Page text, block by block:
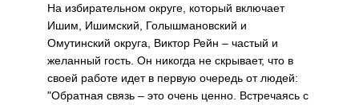
На избирательном округе, который включает
Ишим, Ишимский, Голышмановский и
Омутинский округа, Виктор Рейн – частый и
желанный гость. Он никогда не скрывает, что в
своей работе идет в первую очередь от людей:
"Обратная связь – это очень ценно. Встречаясь с